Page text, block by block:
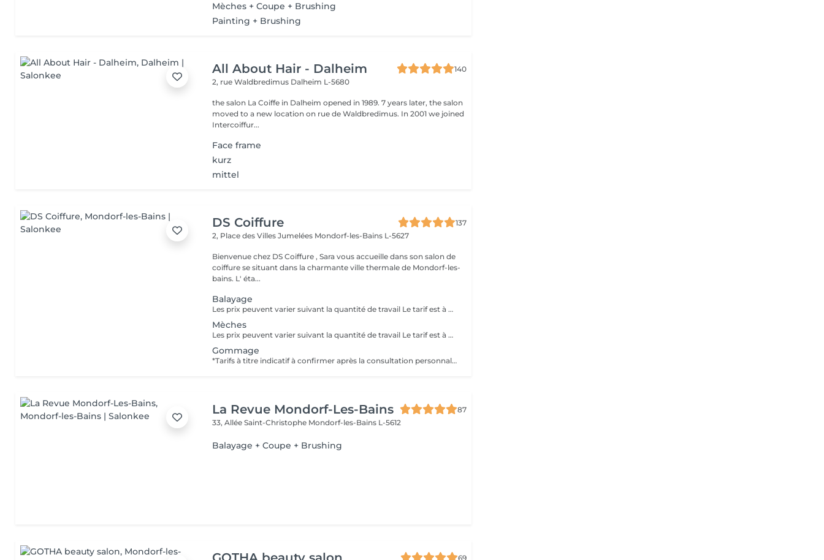
Mèches + Coupe + Brushing
Painting + Brushing
All About Hair - Dalheim
140
2, rue Waldbredimus Dalheim L-5680
the salon La Coiffe in Dalheim opened in 1989. 7 years later, the salon
moved to a new location on rue de Waldbredimus. In 2001 we joined
Intercoiffur...
Face frame
kurz
mittel
DS Coiffure
137
2, Place des Villes Jumelées Mondorf-les-Bains L-5627
Bienvenue chez DS Coiffure , Sara vous accueille dans son salon de
coiffure se situant dans la charmante ville thermale de Mondorf-les-
bains. L' éta...
Balayage
Les prix peuvent varier suivant la quantité de travail Le tarif est à confirmer sur place
Mèches
Les prix peuvent varier suivant la quantité de travail Le tarif est à confirmer sur place
Gommage
*Tarifs à titre indicatif à confirmer après la consultation personnalisée établit auprès de votre Coiffeur. ( Les tarifs peuvent varier en fonction de l'envergure du travail et de la longueur du cheveux.) * La direction se réserve le droit d'apporter des modifications pour le bon fonctionnement du salon.
La Revue Mondorf-Les-Bains
87
33, Allée Saint-Christophe Mondorf-les-Bains L-5612
Balayage + Coupe + Brushing
69